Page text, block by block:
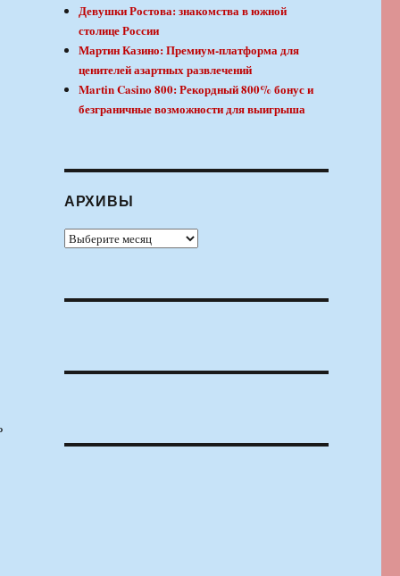
Девушки Ростова: знакомства в южной
столице России
Мартин Казино: Премиум-платформа для
ценителей азартных развлечений
Martin Casino 800: Рекордный 800% бонус и
безграничные возможности для выигрыша
АРХИВЫ
Архивы